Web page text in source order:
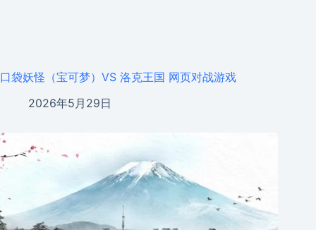
口袋妖怪（宝可梦）VS 洛克王国 网页对战游戏
2026年5月29日